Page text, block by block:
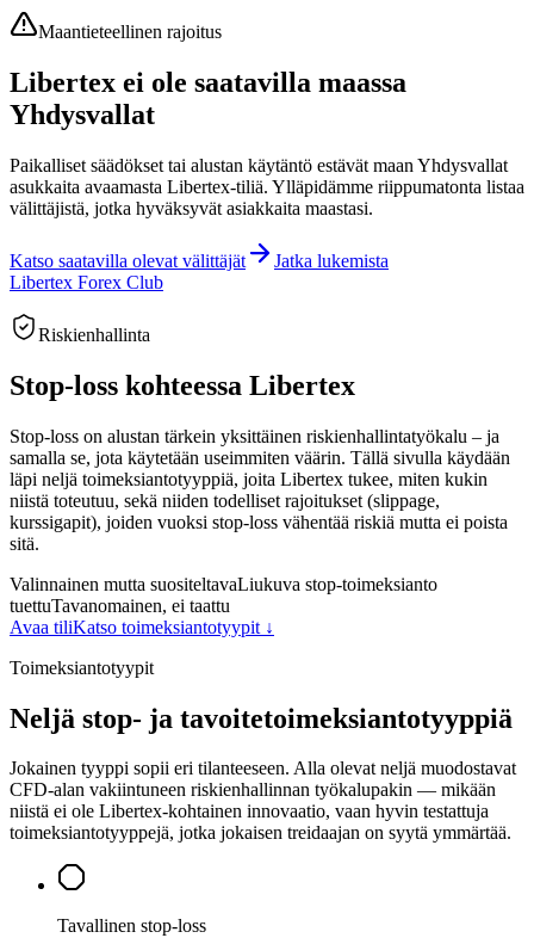
Maantieteellinen rajoitus
Libertex ei ole saatavilla maassa
Yhdysvallat
Paikalliset säädökset tai alustan käytäntö estävät maan Yhdysvallat
asukkaita avaamasta Libertex-tiliä. Ylläpidämme riippumatonta listaa
välittäjistä, jotka hyväksyvät asiakkaita maastasi.
Katso saatavilla olevat välittäjät
Jatka lukemista
Libertex Forex Club
Riskienhallinta
Stop-loss kohteessa Libertex
Stop-loss on alustan tärkein yksittäinen riskienhallintatyökalu – ja
samalla se, jota käytetään useimmiten väärin. Tällä sivulla käydään
läpi neljä toimeksiantotyyppiä, joita Libertex tukee, miten kukin
niistä toteutuu, sekä niiden todelliset rajoitukset (slippage,
kurssigapit), joiden vuoksi stop-loss vähentää riskiä mutta ei poista
sitä.
Valinnainen mutta suositeltavaLiukuva stop-toimeksianto
tuettuTavanomainen, ei taattu
Avaa tiliKatso toimeksiantotyypit ↓
Toimeksiantotyypit
Neljä stop- ja tavoitetoimeksiantotyyppiä
Jokainen tyyppi sopii eri tilanteeseen. Alla olevat neljä muodostavat
CFD-alan vakiintuneen riskienhallinnan työkalupakin — mikään
niistä ei ole Libertex-kohtainen innovaatio, vaan hyvin testattuja
toimeksiantotyyppejä, jotka jokaisen treidaajan on syytä ymmärtää.
Tavallinen stop-loss